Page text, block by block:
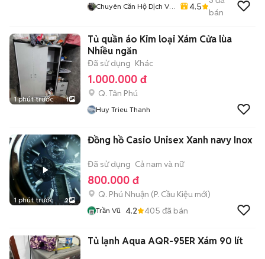
Chuyên Căn Hộ Dịch Vụ
4.5
bán
1 phút trước 1
Tủ quần áo Kim loại Xám Cửa lùa
Nhiều ngăn
Đã sử dụng Khác
1.000.000 đ
Q. Tân Phú
Huy Trieu Thanh
1 phút trước 2
Đồng hồ Casio Unisex Xanh navy Inox
Đã sử dụng Cả nam và nữ
800.000 đ
Q. Phú Nhuận (P. Cầu Kiệu mới)
Trần Vũ 4.2 405 đã bán
Tủ lạnh Aqua AQR-95ER Xám 90 lít